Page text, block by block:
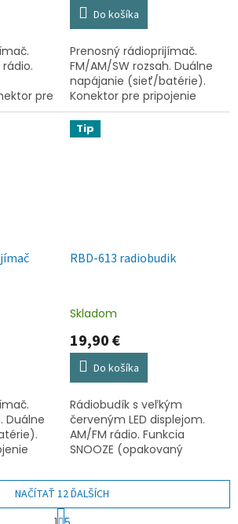
pre
230
Do košíka
Prenosný rádioprijímač.
FM/AM/SW rozsah. Duálne
napájanie (sieť/batérie).
Konektor pre pripojenie
slúchadiel. Napájanie: 230
V~ 50 Hz / 3 V (2 x UM1).
Duálne
Tip
RBD-613 radiobudik
Skladom
19,90 €
Do košíka
Rádiobudík s veľkým
červeným LED displejom.
AM/FM rádio. Funkcia
SNOOZE (opakovaný
(automatické vypnutie).
Funkcia DIMMER
(nastavenie intenzity...
NAČÍTAŤ 12 ĎALŠÍCH
S